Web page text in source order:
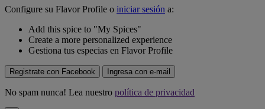
Configure su Flavor Profile o iniciar sesión a:
Add this spice to "My Spices"
Create a more personalized experience
Gestiona tus especias en Flavor Profile
Registrate con Facebook Ingresa con e-mail
No spam nunca! Lea nuestro política de privacidad